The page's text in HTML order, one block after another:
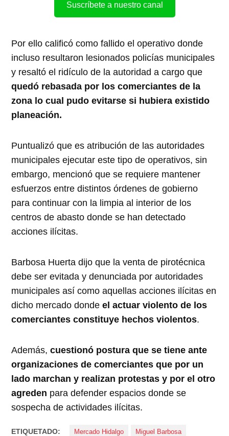
Suscríbete a nuestro canal
Por ello calificó como fallido el operativo donde
incluso resultaron lesionados policías municipales
y resaltó el ridículo de la autoridad a cargo que
quedó rebasada por los comerciantes de la
zona lo cual pudo evitarse si hubiera existido
planeación.
Puntualizó que es atribución de las autoridades
municipales ejecutar este tipo de operativos, sin
embargo, mencionó que se requiere mantener
esfuerzos entre distintos órdenes de gobierno
para continuar con la limpia al interior de los
centros de abasto donde se han detectado
acciones ilícitas.
Barbosa Huerta dijo que la venta de pirotécnica
debe ser evitada y denunciada por autoridades
municipales así como aquellas acciones ilícitas en
dicho mercado donde el actuar violento de los
comerciantes constituye hechos violentos.
Además,cuestionó postura que se tiene ante
organizaciones de comerciantes que por un
lado marchan y realizan protestas y por el otro
agreden para defender espacios donde se
sospecha de actividades ilícitas.
ETIQUETADO: Mercado Hidalgo Miguel Barbosa